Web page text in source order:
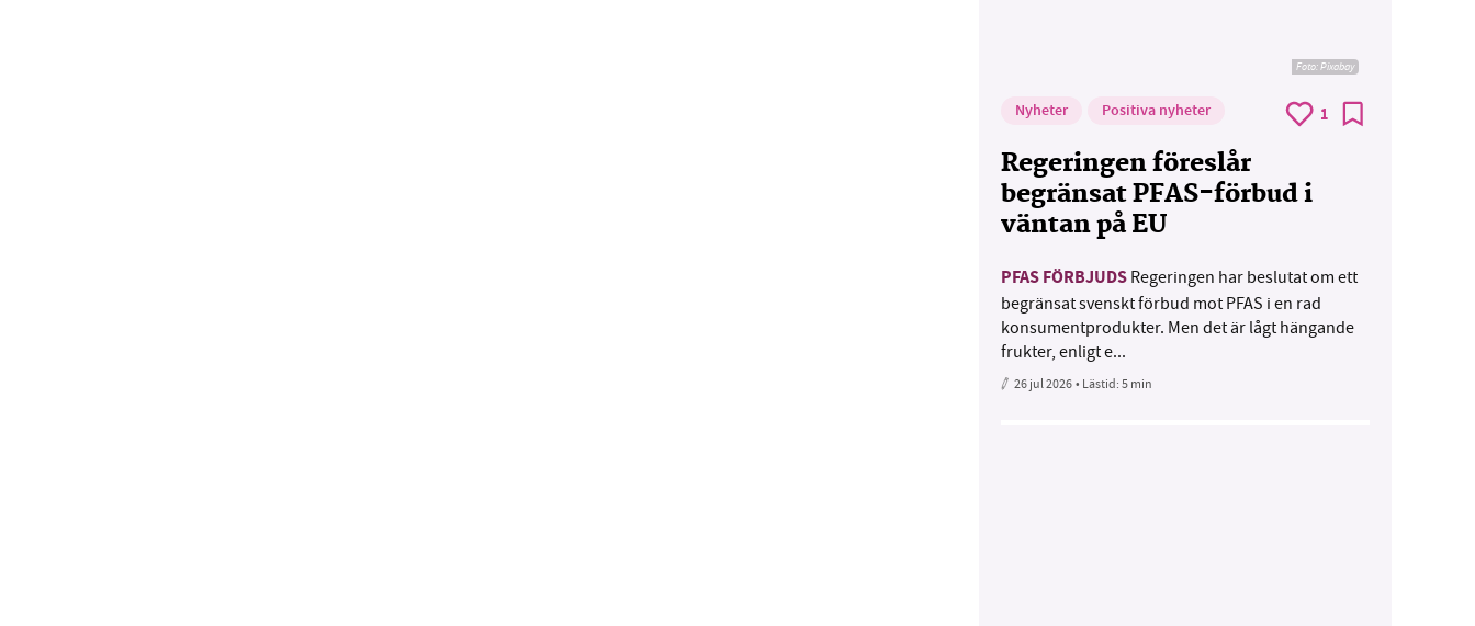
Foto:Pixabay
Nyheter Positiva nyheter 1
Regeringen föreslår
begränsat PFAS-förbud i
väntan på EU
PFAS FÖRBJUDS Regeringen har beslutat om ett
begränsat svenskt förbud mot PFAS i en rad
konsumentprodukter. Men det är lågt hängande
frukter, enligt e...
26 jul 2026• Lästid:5 min